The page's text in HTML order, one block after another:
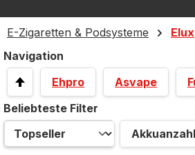
E-Zigaretten & Podsysteme
Elux
Navigation
Ehpro
Asvape
Beliebteste Filter
Akkuanzahl